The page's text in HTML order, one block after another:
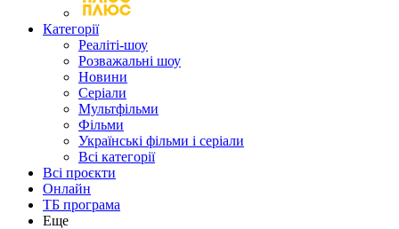
Категорії
Реаліті-шоу
Розважальні шоу
Новини
Серіали
Мультфільми
Фільми
Українські фільми і серіали
Всі категорії
Всі проєкти
Онлайн
ТБ програма
Еще